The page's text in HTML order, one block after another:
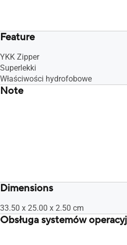
Feature
YKK Zipper
Superlekki
Właściwości hydrofobowe
Note
Dimensions
33.50 x 25.00 x 2.50 cm
Obsługa systemów